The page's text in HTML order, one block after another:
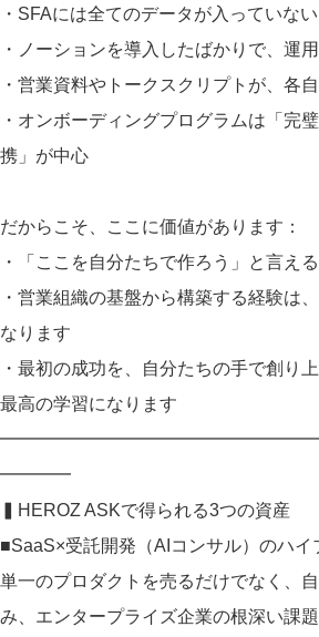
・SFAには全てのデータが入っていな
・ノーションを導入したばかりで、運
・営業資料やトークスクリプトが、各
・オンボーディングプログラムは「完
携」が中心
だからこそ、ここに価値があります：
・「ここを自分たちで作ろう」と言え
・営業組織の基盤から構築する経験は
なります
・最初の成功を、自分たちの手で創り
最高の学習になります
━━━━
▍HEROZ ASKで得られる3つの資産
■SaaS×受託開発（AIコンサル）のハイ
単一のプロダクトを売るだけでなく、
み、エンタープライズ企業の根深い課